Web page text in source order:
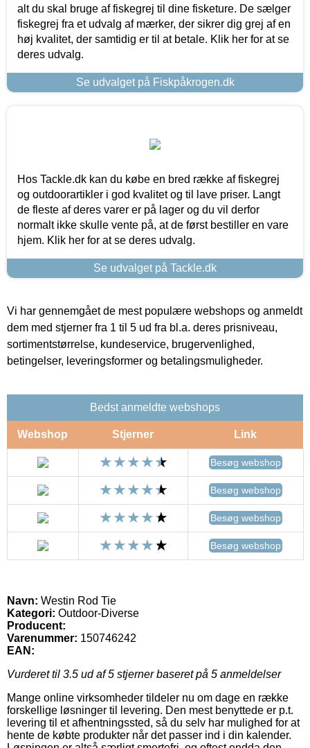
alt du skal bruge af fiskegrej til dine fisketure. De sælger
fiskegrej fra et udvalg af mærker, der sikrer dig grej af en
høj kvalitet, der samtidig er til at betale. Klik her for at se
deres udvalg.
Se udvalget på Fiskpåkrogen.dk
Hos Tackle.dk kan du købe en bred række af fiskegrej
og outdoorartikler i god kvalitet og til lave priser. Langt
de fleste af deres varer er på lager og du vil derfor
normalt ikke skulle vente på, at de først bestiller en vare
hjem. Klik her for at se deres udvalg.
Se udvalget på Tackle.dk
Vi har gennemgået de mest populære webshops og anmeldt
dem med stjerner fra 1 til 5 ud fra bl.a. deres prisniveau,
sortimentstørrelse, kundeservice, brugervenlighed,
betingelser, leveringsformer og betalingsmuligheder.
Bedst anmeldte webshops
Webshop Stjerner Link
Besøg webshop
Besøg webshop
Besøg webshop
Besøg webshop
Navn: Westin Rod Tie
Kategori: Outdoor-Diverse
Producent:
Varenummer: 150746242
EAN:
Vurderet til 3.5 ud af 5 stjerner baseret på 5 anmeldelser
Mange online virksomheder tildeler nu om dage en række
forskellige løsninger til levering. Den mest benyttede er p.t.
levering til et afhentningssted, så du selv har mulighed for at
hente de købte produkter når det passer ind i din kalender.